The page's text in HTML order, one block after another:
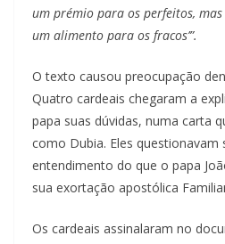
um prémio para os perfeitos,
um alimento para os fracos’”.
O texto causou preocupação
Quatro cardeais chegaram a
papa suas dúvidas, numa carta
como Dubia. Eles questionavam
entendimento do que o papa
sua exortação apostólica
Os cardeais assinalaram no